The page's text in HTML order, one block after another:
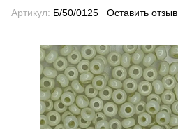
Артикул: Б/50/0125 Оставить отзыв